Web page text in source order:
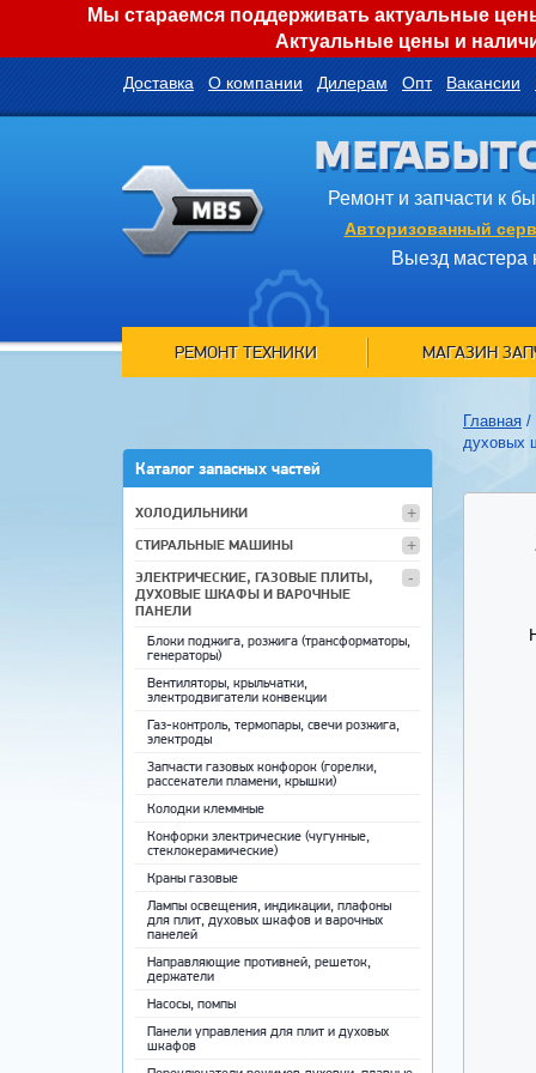
Мы стараемся поддерживать актуальные
Актуальные цены и
Доставка О компании Дилерам Опт Вакансии
Ремонт и запчасти к
Авторизованный
Выезд мастера
РЕМОНТ ТЕХНИКИ МАГАЗИН
Каталог запасных частей
ХОЛОДИЛЬНИКИ
СТИРАЛЬНЫЕ МАШИНЫ
ЭЛЕКТРИЧЕСКИЕ, ГАЗОВЫЕ ПЛИТЫ,
ДУХОВЫЕ ШКАФЫ И ВАРОЧНЫЕ
ПАНЕЛИ
Блоки поджига, розжига (трансформаторы,
генераторы)
Вентиляторы, крыльчатки,
электродвигатели конвекции
Газ-контроль, термопары, свечи розжига,
электроды
Запчасти газовых конфорок (горелки,
рассекатели пламени, крышки)
Колодки клеммные
Конфорки электрические (чугунные,
стеклокерамические)
Краны газовые
Лампы освещения, индикации, плафоны
для плит, духовых шкафов и варочных
панелей
Направляющие противней, решеток,
держатели
Насосы, помпы
Панели управления для плит и духовых
шкафов
Главная /
духовых